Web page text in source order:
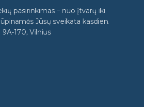
pasirinkimas – nuo įtvarų iki
Jūsų sveikata kasdien.
170, Vilnius